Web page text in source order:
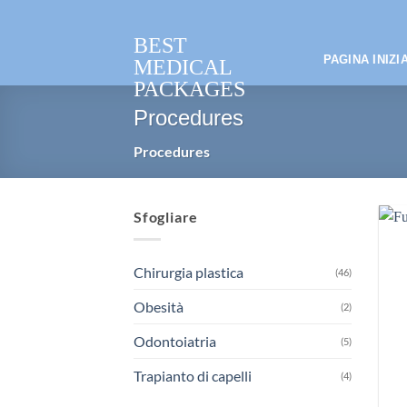
BEST
MEDICAL
PACKAGES
PAGINA
Procedures
Procedures
Sfogliare
Chirurgia plastica (46)
Obesità (2)
Odontoiatria (5)
Trapianto di capelli (4)